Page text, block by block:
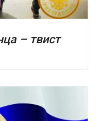
– твист